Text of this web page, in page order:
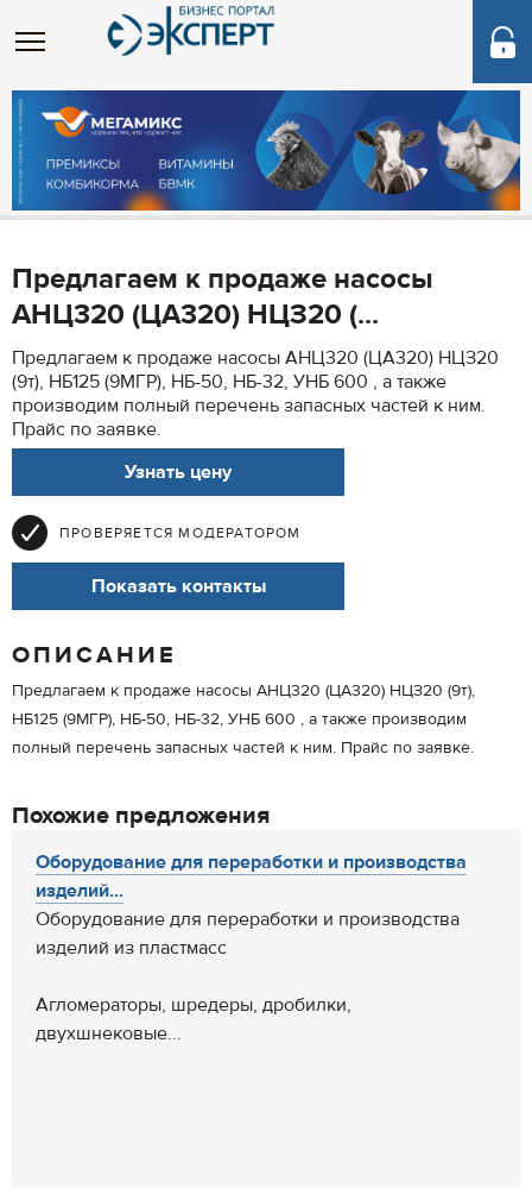
Предлагаем к продаже насосы
АНЦ320 (ЦА320) НЦЗ20 (...
Предлагаем к продаже насосы АНЦ320 (ЦА320) НЦЗ20
(9т), НБ125 (9МГР), НБ-50, НБ-32, УНБ 600 , а также
производим полный перечень запасных частей к ним.
Прайс по заявке.
Узнать цену
ПРОВЕРЯЕТСЯ МОДЕРАТОРОМ
Показать контакты
ОПИСАНИЕ
Предлагаем к продаже насосы АНЦ320 (ЦА320) НЦЗ20 (9т),
НБ125 (9МГР), НБ-50, НБ-32, УНБ 600 , а также производим
полный перечень запасных частей к ним. Прайс по заявке.
Похожие предложения
Оборудование для переработки и производства
изделий...
Оборудование для переработки и производства
изделий из пластмасс
Агломераторы, шредеры, дробилки,
двухшнековые...